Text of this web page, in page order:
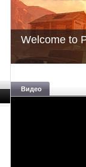
Welcome to
Видео